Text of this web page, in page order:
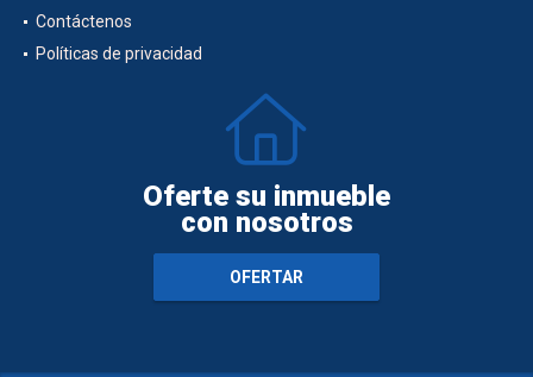
Nuestra Empresa
Contáctenos
Oferte su inmueble
con nosotros
OFERTAR